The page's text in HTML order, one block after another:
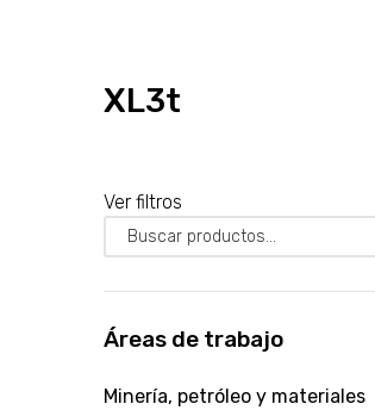
XL3t
Ver filtros
Áreas de trabajo
Minería, petróleo y materiales